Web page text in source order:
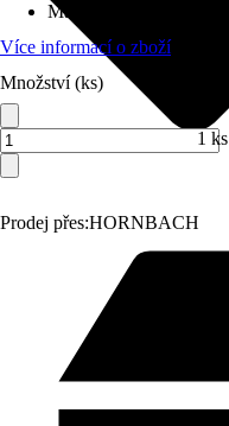
Prodej přes:HORNBACH
Max. tloušťka řezu
Více informací o zboží
Množství (ks)
1 ks